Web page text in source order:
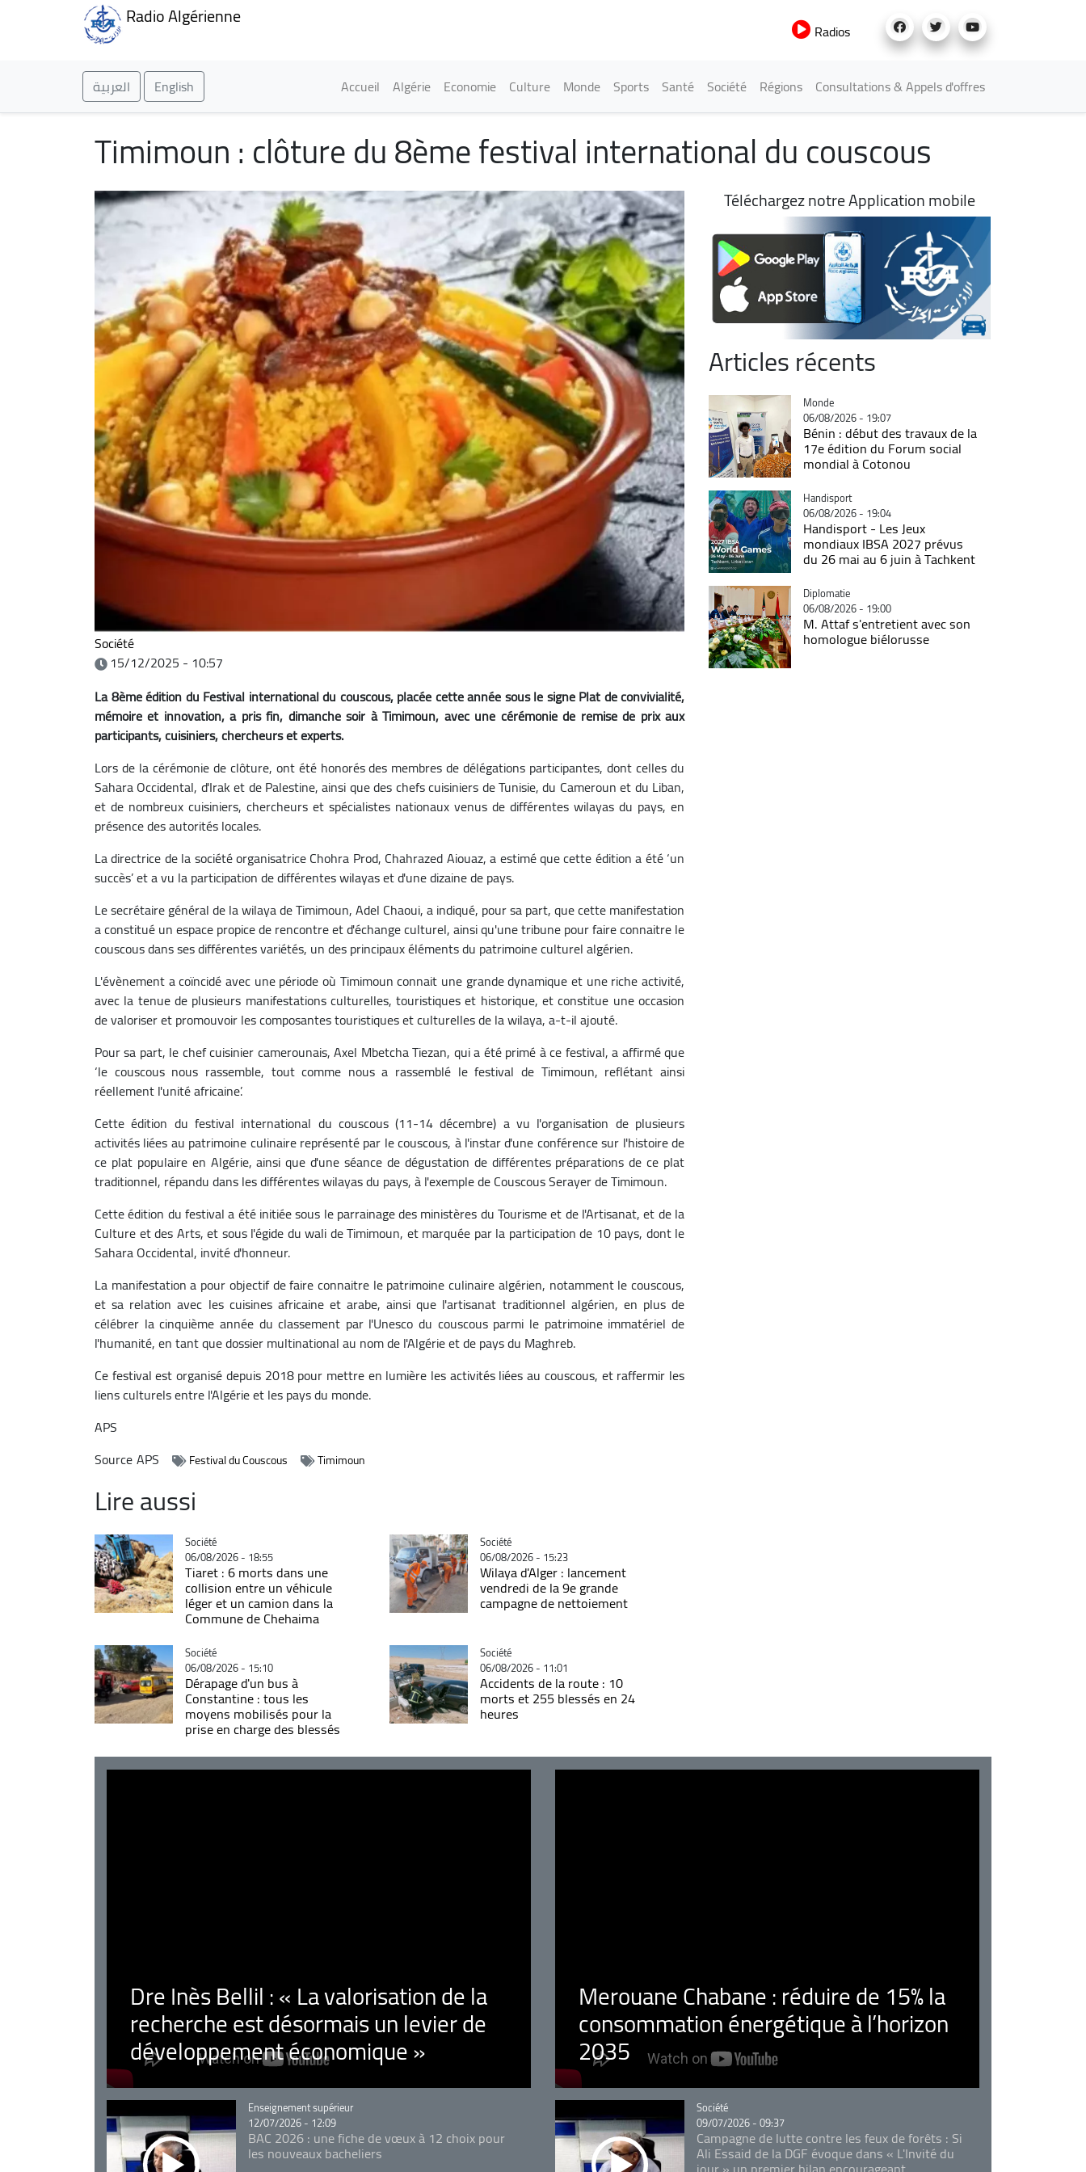
Radio Algérienne
Radios
العربية English Main navigation
Accueil Algérie Economie Culture Monde Sports Santé Société Régions Consultations & Appels d'offres
Timimoun : clôture du 8ème festival international du couscous
Société
15/12/2025 - 10:57
La 8ème édition du Festival international du couscous, placée cette année sous le signe Plat de convivialité,
mémoire et innovation, a pris fin, dimanche soir à Timimoun, avec une cérémonie de remise de prix aux
participants, cuisiniers, chercheurs et experts.
Lors de la cérémonie de clôture, ont été honorés des membres de délégations participantes, dont celles du
Sahara Occidental, d'Irak et de Palestine, ainsi que des chefs cuisiniers de Tunisie, du Cameroun et du Liban,
et de nombreux cuisiniers, chercheurs et spécialistes nationaux venus de différentes wilayas du pays, en
présence des autorités locales.
La directrice de la société organisatrice Chohra Prod, Chahrazed Aiouaz, a estimé que cette édition a été ‘un
succès’ et a vu la participation de différentes wilayas et d'une dizaine de pays.
Le secrétaire général de la wilaya de Timimoun, Adel Chaoui, a indiqué, pour sa part, que cette manifestation
a constitué un espace propice de rencontre et d'échange culturel, ainsi qu'une tribune pour faire connaitre le
couscous dans ses différentes variétés, un des principaux éléments du patrimoine culturel algérien.
L'évènement a coïncidé avec une période où Timimoun connait une grande dynamique et une riche activité,
avec la tenue de plusieurs manifestations culturelles, touristiques et historique, et constitue une occasion
de valoriser et promouvoir les composantes touristiques et culturelles de la wilaya, a-t-il ajouté.
Pour sa part, le chef cuisinier camerounais, Axel Mbetcha Tiezan, qui a été primé à ce festival, a affirmé que
‘le couscous nous rassemble, tout comme nous a rassemblé le festival de Timimoun, reflétant ainsi
réellement l'unité africaine’.
Cette édition du festival international du couscous (11-14 décembre) a vu l'organisation de plusieurs
activités liées au patrimoine culinaire représenté par le couscous, à l'instar d'une conférence sur l'histoire de
ce plat populaire en Algérie, ainsi que d'une séance de dégustation de différentes préparations de ce plat
traditionnel, répandu dans les différentes wilayas du pays, à l'exemple de Couscous Serayer de Timimoun.
Cette édition du festival a été initiée sous le parrainage des ministères du Tourisme et de l'Artisanat, et de la
Culture et des Arts, et sous l'égide du wali de Timimoun, et marquée par la participation de 10 pays, dont le
Sahara Occidental, invité d'honneur.
La manifestation a pour objectif de faire connaitre le patrimoine culinaire algérien, notamment le couscous,
et sa relation avec les cuisines africaine et arabe, ainsi que l'artisanat traditionnel algérien, en plus de
célébrer la cinquième année du classement par l'Unesco du couscous parmi le patrimoine immatériel de
l'humanité, en tant que dossier multinational au nom de l'Algérie et de pays du Maghreb.
Ce festival est organisé depuis 2018 pour mettre en lumière les activités liées au couscous, et raffermir les
liens culturels entre l'Algérie et les pays du monde.
APS
SourceAPS Festival du Couscous Timimoun
Lire aussi
Catégorie
Société
06/08/2026 - 18:55
Tiaret : 6 morts dans une
collision entre un véhicule
léger et un camion dans la
Commune de Chehaima
Catégorie
Société
06/08/2026 - 15:23
Wilaya d'Alger : lancement
vendredi de la 9e grande
campagne de nettoiement
Catégorie
Société
06/08/2026 - 15:10
Dérapage d'un bus à
Constantine : tous les
moyens mobilisés pour la
prise en charge des blessés
Catégorie
Société
06/08/2026 - 11:01
Accidents de la route : 10
morts et 255 blessés en 24
heures
Téléchargez notre Application mobile
Articles récents
Catégorie
Monde
06/08/2026 - 19:07
Bénin : début des travaux de la
17e édition du Forum social
mondial à Cotonou
Catégorie
Handisport
06/08/2026 - 19:04
Handisport - Les Jeux
mondiaux IBSA 2027 prévus
du 26 mai au 6 juin à Tachkent
Catégorie
Diplomatie
06/08/2026 - 19:00
M. Attaf s'entretient avec son
homologue biélorusse
Dre Inès Bellil : « La valorisation de la
recherche est désormais un levier de
développement économique »
Merouane Chabane : réduire de 15% la
consommation énergétique à l’horizon
2035
Catégorie
Enseignement supérieur
12/07/2026 - 12:09
BAC 2026 : une fiche de vœux à 12 choix pour
les nouveaux bacheliers
Catégorie
Société
09/07/2026 - 09:37
Campagne de lutte contre les feux de forêts : Si
Ali Essaid de la DGF évoque dans « L'Invité du